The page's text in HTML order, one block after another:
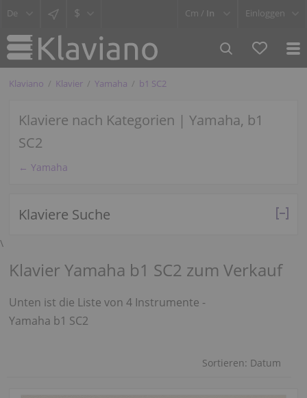
$ Cm / In Einloggen
Klaviano Klavier Yamaha b1 SC2
Klaviere nach Kategorien | Yamaha, b1
SC2
← Yamaha
Klaviere Suche
\
Klavier Yamaha b1 SC2 zum Verkauf
Unten ist die Liste von 4 Instrumente -
Yamaha b1 SC2
Sortieren: Datum